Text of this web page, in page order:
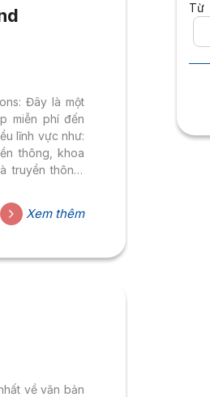
Đây là một
miễn phí đến
lĩnh vực như:
thông, khoa
truyền thông,
văn, luận án
hoặc tải miễn
Xem thêm
về văn bản
Từ